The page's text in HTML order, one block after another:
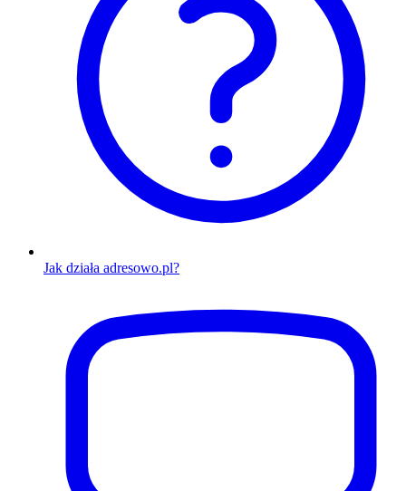
Jak działa adresowo.pl?